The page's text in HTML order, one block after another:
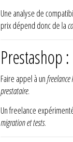
Une analyse de
prix dépend donc de la
Prestashop
Faire appel à unfreelance
prestataire.
Un freelance
migration et tests.